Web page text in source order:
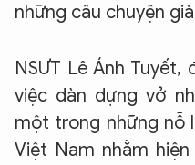
những câu chuyện
NSƯT Lê Ánh
việc dàn dựng vở
một trong những nỗ
Việt Nam nhằm